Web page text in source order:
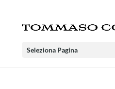
Seleziona Pagina